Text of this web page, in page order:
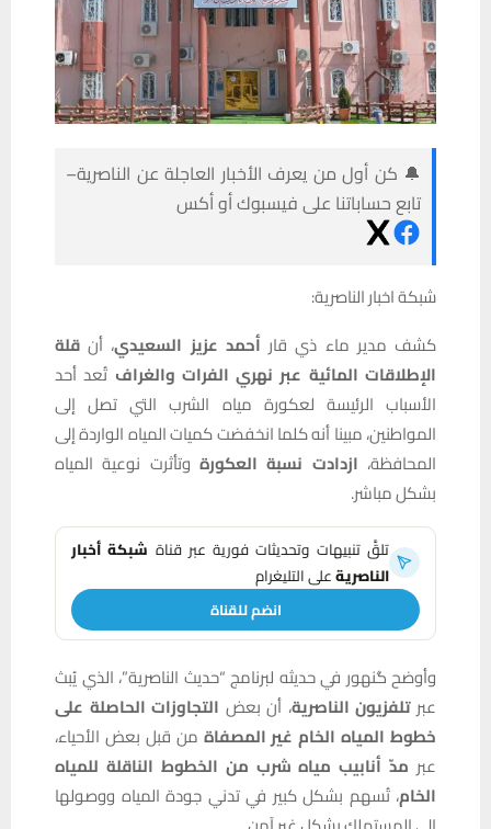
🔔 كن أول من يعرف الأخبار العاجلة عن الناصرية–
تابع حساباتنا على فيسبوك أو أكس
شبكة اخبار الناصرية:
كشف مدير ماء ذي قار أحمد عزيز السعيدي، أن قلة
الإطلاقات المائية عبر نهري الفرات والغراف تُعد أحد
الأسباب الرئيسة لعكورة مياه الشرب التي تصل إلى
المواطنين، مبينا أنه كلما انخفضت كميات المياه الواردة إلى
المحافظة، ازدادت نسبة العكورة وتأثرت نوعية المياه
بشكل مباشر.
تلقَّ تنبيهات وتحديثات فورية عبر قناة شبكة أخبار
الناصريةعلى التليغرام
انضم للقناة
وأوضح گنهور في حديثه لبرنامج “حديث الناصرية”، الذي يُبث
عبرتلفزيون الناصرية، أن بعض التجاوزات الحاصلة على
خطوط المياه الخام غير المصفاة من قبل بعض الأحياء،
عبر مدّ أنابيب مياه شرب من الخطوط الناقلة للمياه
الخام، تُسهم بشكل كبير في تدني جودة المياه ووصولها